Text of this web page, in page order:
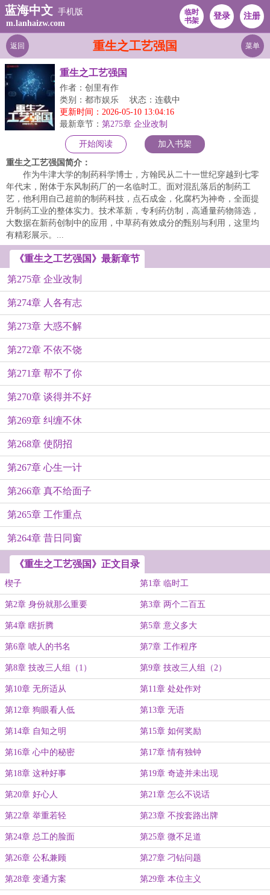
蓝海中文 手机版
m.lanhaizw.com
临时
书架
登录 注册
重生之工艺强国
返回 菜单
重生之工艺强国
作者：创里有作
类别：都市娱乐
状态：连载中
更新时间：2026-05-10 13:04:16
最新章节： 第275章 企业改制
开始阅读 加入书架
重生之工艺强国简介：
作为牛津大学的制药科学博士，方翰民从二十一世纪穿越到七零
年代末，附体于东风制药厂的一名临时工。面对混乱落后的制药工
艺，他利用自己超前的制药科技，点石成金，化腐朽为神奇，全面提
升制药工业的整体实力。技术革新，专利药仿制，高通量药物筛选，
大数据在新药创制中的应用，中草药有效成分的甄别与利用，这里均
有精彩展示。...
《重生之工艺强国》最新章节
第275章 企业改制
第274章 人各有志
第273章 大惑不解
第272章 不依不饶
第271章 帮不了你
第270章 谈得并不好
第269章 纠缠不休
第268章 使阴招
第267章 心生一计
第266章 真不给面子
第265章 工作重点
第264章 昔日同窗
《重生之工艺强国》正文目录
楔子 第1章 临时工
第2章 身份就那么重要 第3章 两个二百五
第4章 瞎折腾 第5章 意义多大
第6章 唬人的书名 第7章 工作程序
第8章 技改三人组（1） 第9章 技改三人组（2）
第10章 无所适从 第11章 处处作对
第12章 狗眼看人低 第13章 无语
第14章 自知之明 第15章 如何奖励
第16章 心中的秘密 第17章 情有独钟
第18章 这种好事 第19章 奇迹并未出现
第20章 好心人 第21章 怎么不说话
第22章 举重若轻 第23章 不按套路出牌
第24章 总工的脸面 第25章 微不足道
第26章 公私兼顾 第27章 刁钻问题
第28章 变通方案 第29章 本位主义